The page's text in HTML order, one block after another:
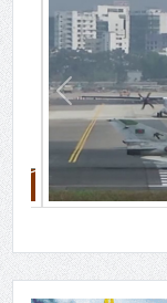
Previous